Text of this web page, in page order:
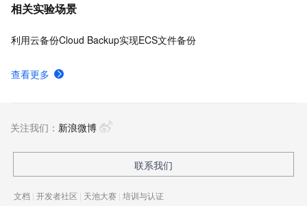
相关实验场景
利用云备份Cloud Backup实现ECS文件备份
查看更多
关注我们： 新浪微博
联系我们
文档 | 开发者社区 | 天池大赛 | 培训与认证